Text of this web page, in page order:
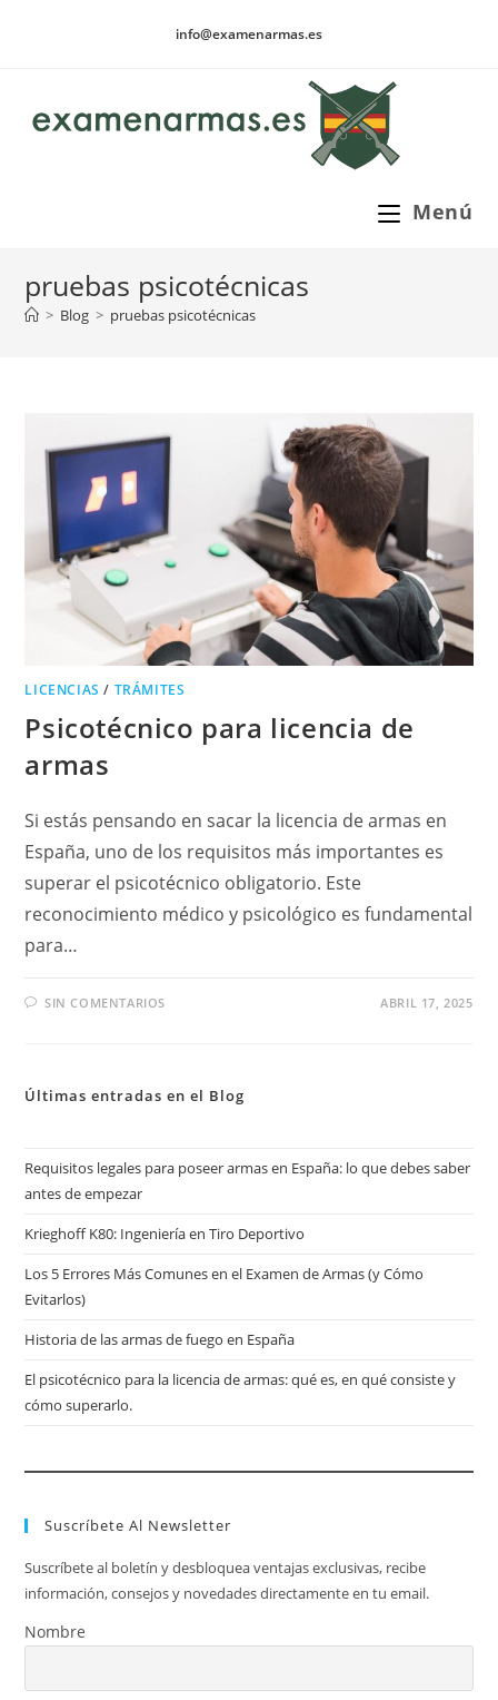
info@examenarmas.es
Menú
pruebas psicotécnicas
> Blog > pruebas psicotécnicas
LICENCIAS / TRÁMITES
Psicotécnico para licencia de
armas
Si estás pensando en sacar la licencia de armas en
España, uno de los requisitos más importantes es
superar el psicotécnico obligatorio. Este
reconocimiento médico y psicológico es fundamental
para…
SIN COMENTARIOS ABRIL 17, 2025
Últimas entradas en el Blog
Requisitos legales para poseer armas en España: lo que debes saber
antes de empezar
Krieghoff K80: Ingeniería en Tiro Deportivo
Los 5 Errores Más Comunes en el Examen de Armas (y Cómo
Evitarlos)
Historia de las armas de fuego en España
El psicotécnico para la licencia de armas: qué es, en qué consiste y
cómo superarlo.
Suscríbete Al Newsletter
Suscríbete al boletín y desbloquea ventajas exclusivas, recibe
información, consejos y novedades directamente en tu email.
Nombre